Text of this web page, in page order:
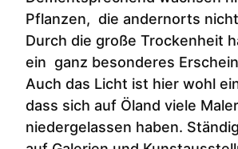
Pflanzen, die andernorts
Durch die große Trockenheit
ein ganz besonderes
Auch das Licht ist hier wohl
dass sich auf Öland viele
niedergelassen haben.